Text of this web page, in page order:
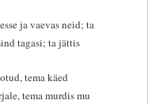
ja vaevas neid; ta
tagasi; ta jättis
tema käed
tema murdis mu